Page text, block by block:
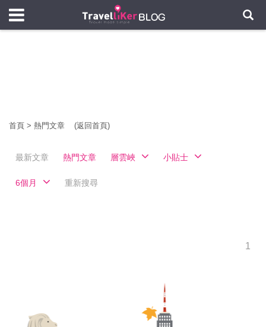
首頁 > 熱門文章 (返回首頁)
最新文章 熱門文章 層雲峽 小貼士
6個月 重新搜尋
1